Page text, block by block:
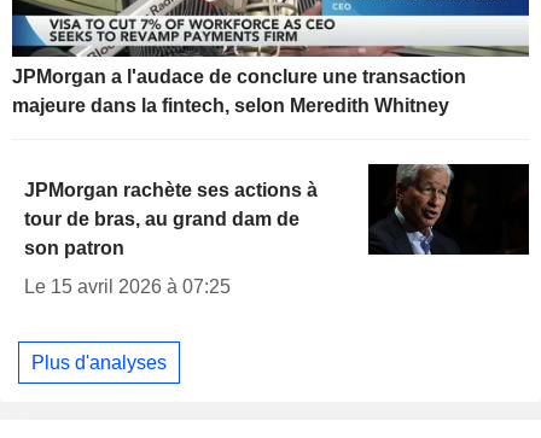
JPMorgan a l'audace de conclure une transaction
majeure dans la fintech, selon Meredith Whitney
JPMorgan rachète ses actions à
tour de bras, au grand dam de
son patron
Le 15 avril 2026 à 07:25
Plus d'analyses